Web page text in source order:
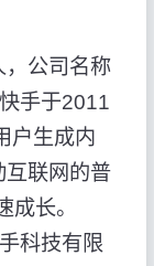
，公司名称
手于2011
户生成内
互联网的普
长。
科技有限